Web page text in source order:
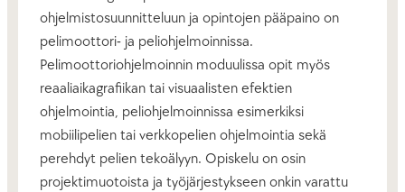
ohjelmistosuunnitteluun ja opintojen pääpaino on
pelimoottori- ja peliohjelmoinnissa.
Pelimoottoriohjelmoinnin moduulissa opit myös
reaaliaikagrafiikan tai visuaalisten efektien
ohjelmointia, peliohjelmoinnissa esimerkiksi
mobiilipelien tai verkkopelien ohjelmointia sekä
perehdyt pelien tekoälyyn. Opiskelu on osin
projektimuotoista ja työjärjestykseen onkin varattu